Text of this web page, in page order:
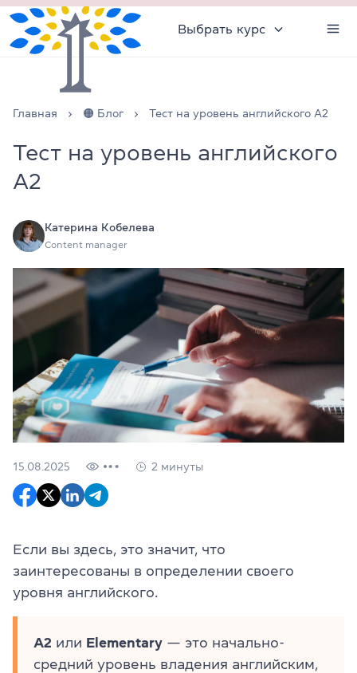
Выбрать курс
Главная 🟠 Блог Тест на уровень английского A2
Тест на уровень английского
A2
Катерина Кобелева
Content manager
15.08.2025 2 минуты
Если вы здесь, это значит, что
заинтересованы в определении своего
уровня английского.
A2 или Elementary — это начально-
средний уровень владения английским,